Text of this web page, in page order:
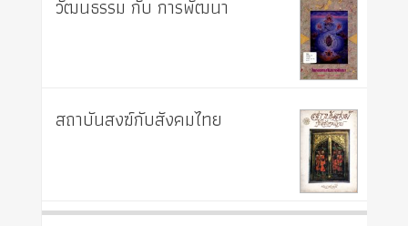
วัฒนธรรม กับ การพัฒนา
สถาบันสงฆ์กับสังคมไทย